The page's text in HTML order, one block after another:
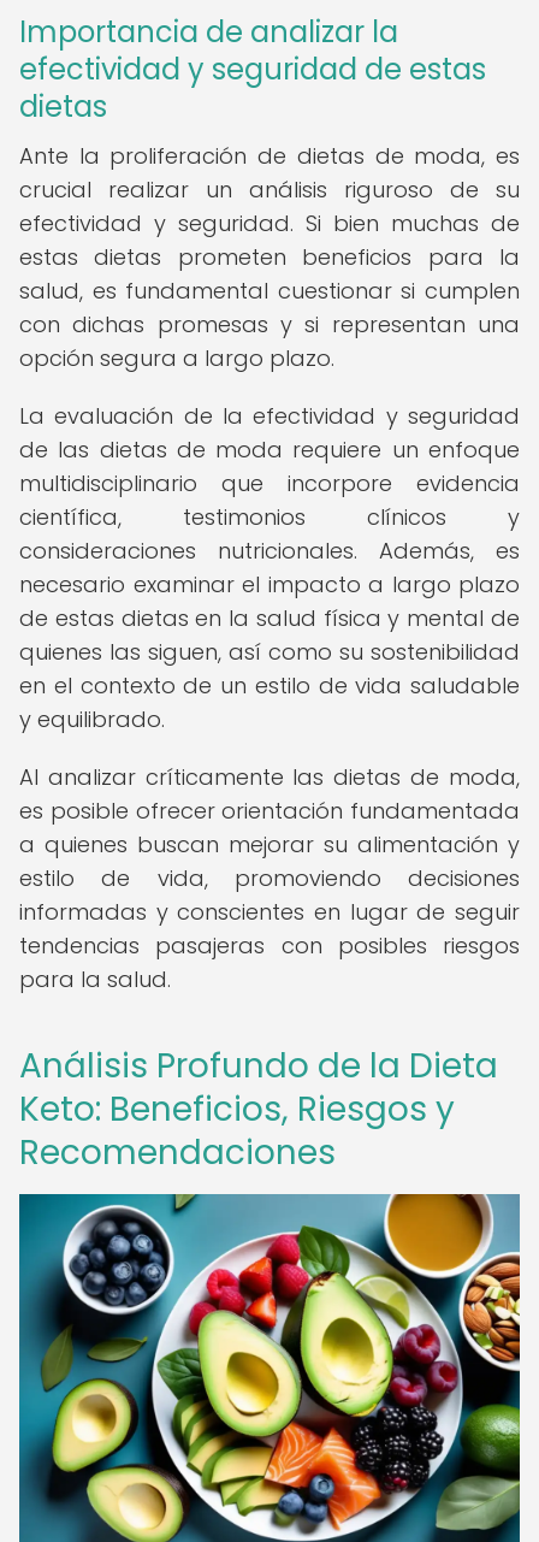
Importancia de analizar la
efectividad y seguridad de estas
dietas
Ante la proliferación de dietas de moda, es
crucial realizar un análisis riguroso de su
efectividad y seguridad. Si bien muchas de
estas dietas prometen beneficios para la
salud, es fundamental cuestionar si cumplen
con dichas promesas y si representan una
opción segura a largo plazo.
La evaluación de la efectividad y seguridad
de las dietas de moda requiere un enfoque
multidisciplinario que incorpore evidencia
científica, testimonios clínicos y
consideraciones nutricionales. Además, es
necesario examinar el impacto a largo plazo
de estas dietas en la salud física y mental de
quienes las siguen, así como su sostenibilidad
en el contexto de un estilo de vida saludable
y equilibrado.
Al analizar críticamente las dietas de moda,
es posible ofrecer orientación fundamentada
a quienes buscan mejorar su alimentación y
estilo de vida, promoviendo decisiones
informadas y conscientes en lugar de seguir
tendencias pasajeras con posibles riesgos
para la salud.
Análisis Profundo de la Dieta
Keto: Beneficios, Riesgos y
Recomendaciones